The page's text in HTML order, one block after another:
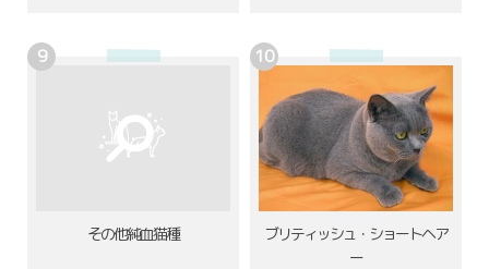
その他純血猫種
ブリティッシュ・ショートヘア
ー